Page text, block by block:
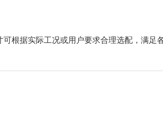
根据实际工况或用户要求合理选配，满足